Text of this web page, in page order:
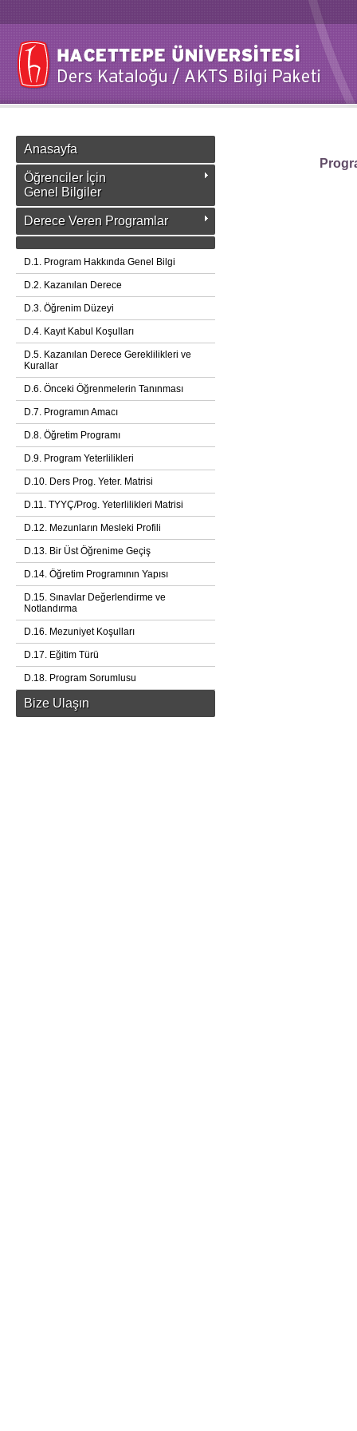
Anasayfa
Öğrenciler İçin
Genel Bilgiler
Derece Veren Programlar
D.1. Program Hakkında Genel Bilgi
D.2. Kazanılan Derece
D.3. Öğrenim Düzeyi
D.4. Kayıt Kabul Koşulları
D.5. Kazanılan Derece Gereklilikleri ve
Kurallar
D.6. Önceki Öğrenmelerin Tanınması
D.7. Programın Amacı
D.8. Öğretim Programı
D.9. Program Yeterlilikleri
D.10. Ders Prog. Yeter. Matrisi
D.11. TYYÇ/Prog. Yeterlilikleri Matrisi
D.12. Mezunların Mesleki Profili
D.13. Bir Üst Öğrenime Geçiş
D.14. Öğretim Programının Yapısı
D.15. Sınavlar Değerlendirme ve
Notlandırma
D.16. Mezuniyet Koşulları
D.17. Eğitim Türü
D.18. Program Sorumlusu
Bize Ulaşın